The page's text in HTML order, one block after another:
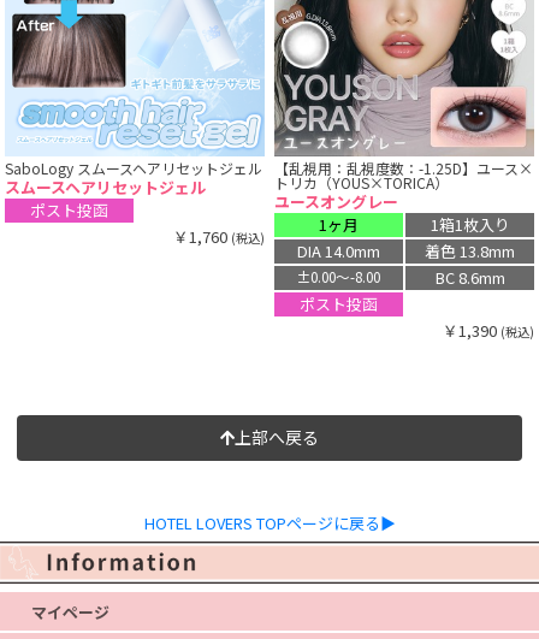
SaboLogy スムースヘアリセットジェル
スムースヘアリセットジェル
ポスト投函
￥1,760 (税込)
【乱視用：乱視度数：-1.25D】ユース×
トリカ（YOUS×TORICA）
ユースオングレー
1ヶ月
1箱1枚入り
DIA 14.0mm
着色 13.8mm
±0.00〜-8.00
BC 8.6mm
ポスト投函
￥1,390 (税込)
上部へ戻る
HOTEL LOVERS TOPページに戻る▶
マイページ